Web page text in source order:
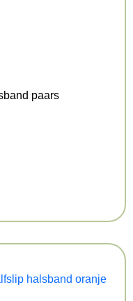
paars